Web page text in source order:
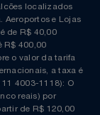
localizados
Aeroportos e Lojas
de R$ 40,00
R$ 400,00
o valor da tarifa
a taxa é
4003-1118): O
reais) por
de R$ 120,00